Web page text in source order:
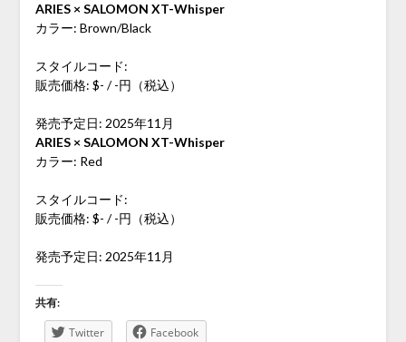
ARIES × SALOMON XT-Whisper
カラー: Brown/Black
スタイルコード:
販売価格: $- / -円（税込）
発売予定日: 2025年11月
ARIES × SALOMON XT-Whisper
カラー: Red
スタイルコード:
販売価格: $- / -円（税込）
発売予定日: 2025年11月
共有:
Twitter Facebook